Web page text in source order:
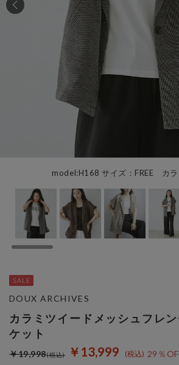
model:H168 サイズ：FREE カラ
カラミツイードメッシュフレ
ケット
￥13,999 29％
￥19,998
DOUX ARCHIVES